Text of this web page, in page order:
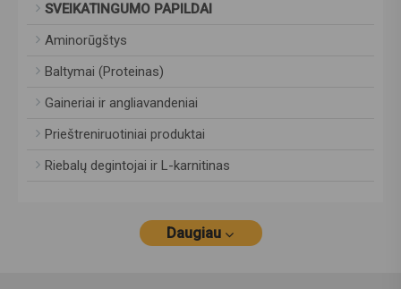
SVEIKATINGUMO PAPILDAI
Aminorūgštys
Baltymai (Proteinas)
Gaineriai ir angliavandeniai
Prieštreniruotiniai produktai
Riebalų degintojai ir L-karnitinas
Daugiau